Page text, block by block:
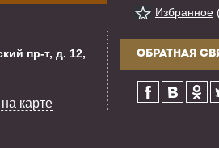
пр-т, д. 12,
карте
Избранное
ОБРАТНАЯ